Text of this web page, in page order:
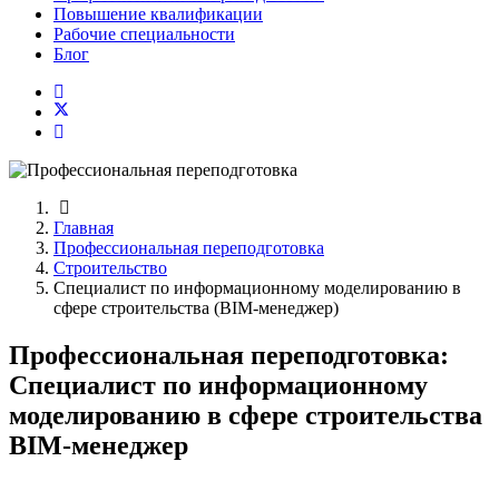
Повышение квалификации
Рабочие специальности
Блог
Главная
Профессиональная переподготовка
Строительство
Специалист по информационному моделированию в
сфере строительства (BIM-менеджер)
Профессиональная переподготовка:
Специалист по информационному
моделированию в сфере строительства
BIM-менеджер